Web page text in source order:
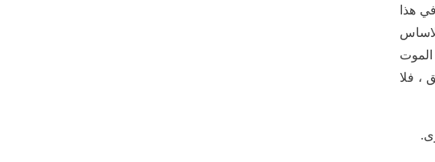
هذا
الموت
، فلا